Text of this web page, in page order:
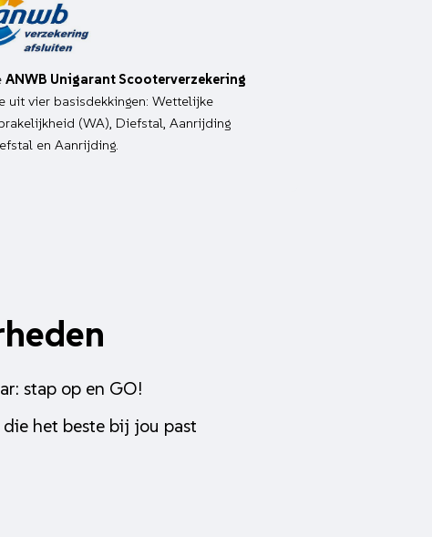
ANWB Unigarant Scooterverzekering
uit vier basisdekkingen: Wettelijke
(WA), Diefstal, Aanrijding
en Aanrijding.
stap op en GO!
die het beste bij jou past